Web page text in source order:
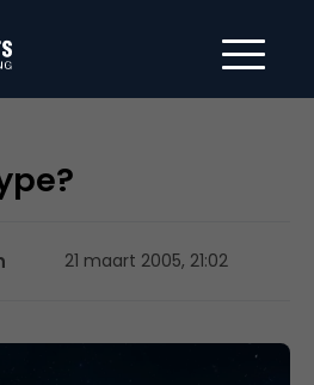
21 maart 2005, 21:02